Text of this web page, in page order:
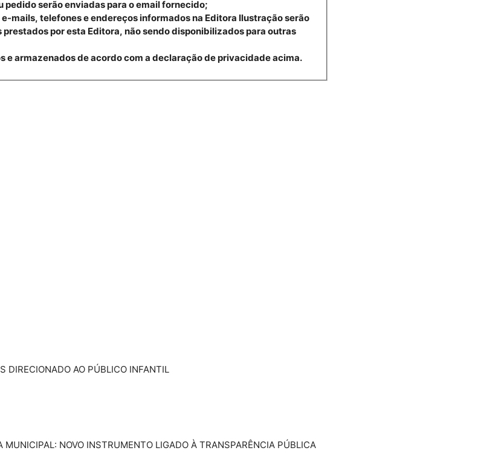
pedido serão enviadas para o email fornecido;
mails, telefones e endereços informados na Editora Ilustração serão
por esta Editora, não sendo disponibilizados para outras
e armazenados de acordo com a declaração de privacidade acima.
DIRECIONADO AO PÚBLICO INFANTIL
NOVO INSTRUMENTO LIGADO À TRANSPARÊNCIA PÚBLICA